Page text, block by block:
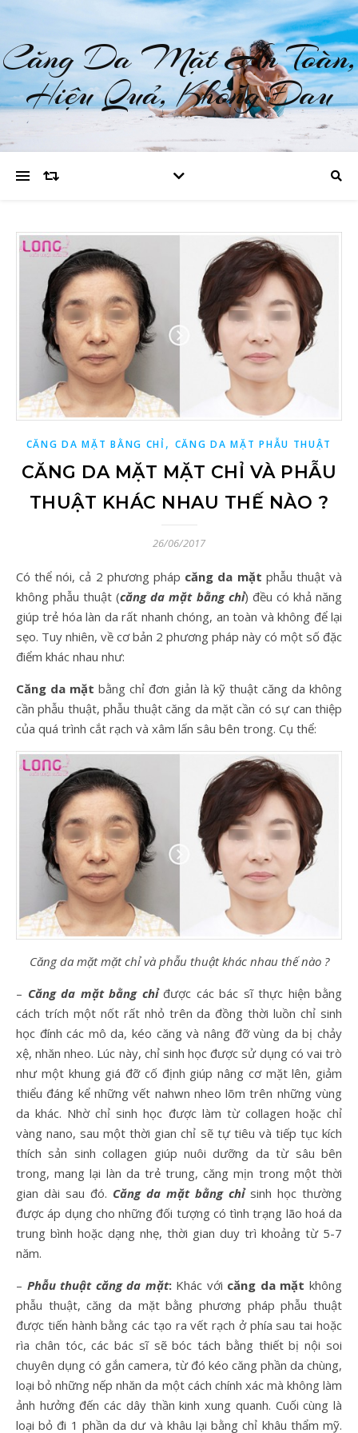
Căng Da Mặt An Toàn,
Hiệu Quả, Không Đau
CĂNG DA MẶT BẰNG CHỈ, CĂNG DA MẶT PHẪU THUẬT
CĂNG DA MẶT MẶT CHỈ VÀ PHẪU
THUẬT KHÁC NHAU THẾ NÀO ?
26/06/2017
Có thể nói, cả 2 phương pháp căng da mặt phẫu thuật và
không phẫu thuật (căng da mặt bằng chỉ) đều có khả năng
giúp trẻ hóa làn da rất nhanh chóng, an toàn và không để lại
sẹo. Tuy nhiên, về cơ bản 2 phương pháp này có một số đặc
điểm khác nhau như:
Căng da mặt bằng chỉ đơn giản là kỹ thuật căng da không
cần phẫu thuật, phẫu thuật căng da mặt cần có sự can thiệp
của quá trình cắt rạch và xâm lấn sâu bên trong. Cụ thể:
Căng da mặt mặt chỉ và phẫu thuật khác nhau thế nào ?
– Căng da mặt bằng chỉđược các bác sĩ thực hiện bằng
cách trích một nốt rất nhỏ trên da đồng thời luồn chỉ sinh
học đính các mô da, kéo căng và nâng đỡ vùng da bị chảy
xệ, nhăn nheo. Lúc này, chỉ sinh học được sử dụng có vai trò
như một khung giá đỡ cố định giúp nâng cơ mặt lên, giảm
thiểu đáng kể những vết nahwn nheo lõm trên những vùng
da khác. Nhờ chỉ sinh học được làm từ collagen hoặc chỉ
vàng nano, sau một thời gian chỉ sẽ tự tiêu và tiếp tục kích
thích sản sinh collagen giúp nuôi dưỡng da từ sâu bên
trong, mang lại làn da trẻ trung, căng mịn trong một thời
gian dài sau đó. Căng da mặt bằng chỉsinh học thường
được áp dụng cho những đối tượng có tình trạng lão hoá da
trung bình hoặc dạng nhẹ, thời gian duy trì khoảng từ 5-7
năm.
– Phẫu thuật căng da mặt: Khác với căng da mặt không
phẫu thuật, căng da mặt bằng phương pháp phẫu thuật
được tiến hành bằng các tạo ra vết rạch ở phía sau tai hoặc
rìa chân tóc, các bác sĩ sẽ bóc tách bằng thiết bị nội soi
chuyên dụng có gắn camera, từ đó kéo căng phần da chùng,
loại bỏ những nếp nhăn da một cách chính xác mà không làm
ảnh hưởng đến các dây thần kinh xung quanh. Cuối cùng là
loại bỏ đi 1 phần da dư và khâu lại bằng chỉ khâu thẩm mỹ.